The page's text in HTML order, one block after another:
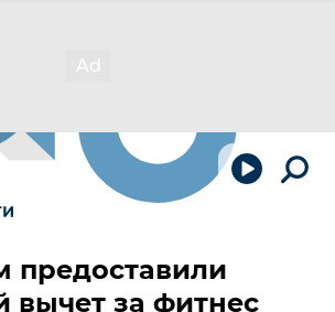
предоставили
вычет за фитнес